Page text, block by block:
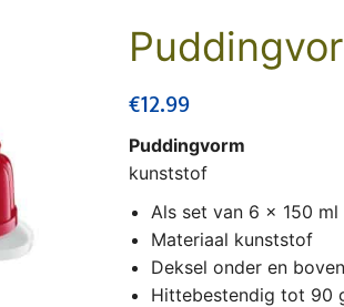
€12.99
Puddingvorm
kunststof
Als set van 6 x 150 ml
Materiaal kunststof
Deksel onder en
Hittebestendig tot 90